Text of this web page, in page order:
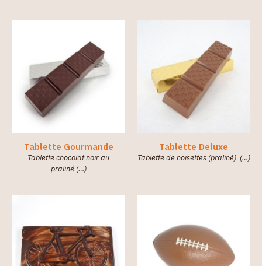
Tablette Gourmande
Tablette chocolat noir au
praliné (…)
Tablette Deluxe
Tablette de noisettes (praliné) (…)